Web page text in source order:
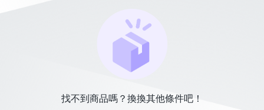
找不到商品嗎？換換其他條件吧！